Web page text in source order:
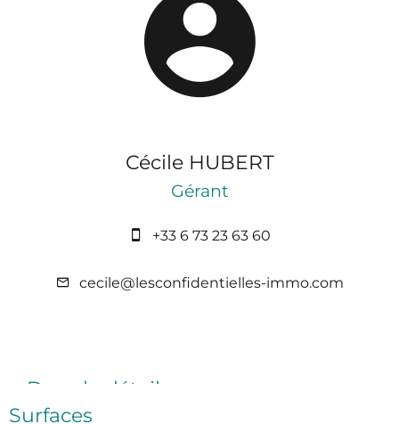
Cécile HUBERT
Gérant
+33 6 73 23 63 60
cecile@lesconfidentielles-immo.com
Dans le détails
Surfaces